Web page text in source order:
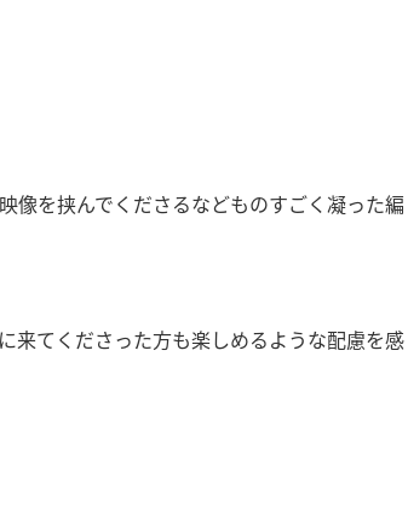
像を挟んでくださるなどものすごく凝った編
来てくださった方も楽しめるような配慮を感